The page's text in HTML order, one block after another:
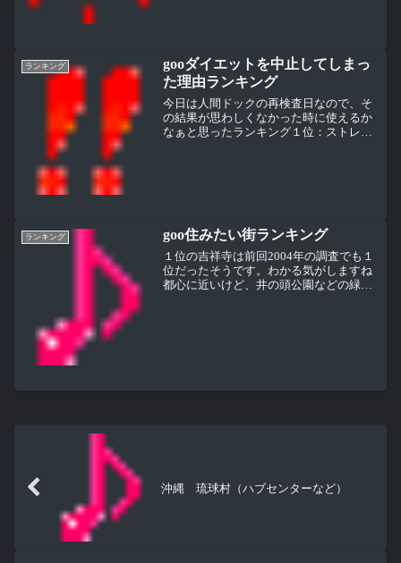
ランキング
gooダイエットを中止してしまっ
た理由ランキング
今日は人間ドックの再検査日なので、そ
の結果が思わしくなかった時に使えるか
なぁと思ったランキング１位：ストレス
ランキング goo住みたい街ランキング
１位の吉祥寺は前回2004年の調査でも１
位だったそうです。わかる気がしますね
都心に近いけど、井の頭公園などの緑も
沖縄 琉球村（ハブセンターなど）